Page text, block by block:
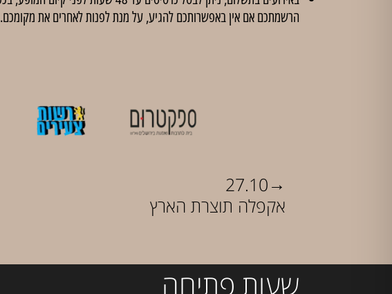
הרשמתכם אם אין באפשרותכם להגיע, על מנת לפנות לאחרים את מקומכם.
27.10→
אקפלה תוצרת הארץ
שעות פתיחה